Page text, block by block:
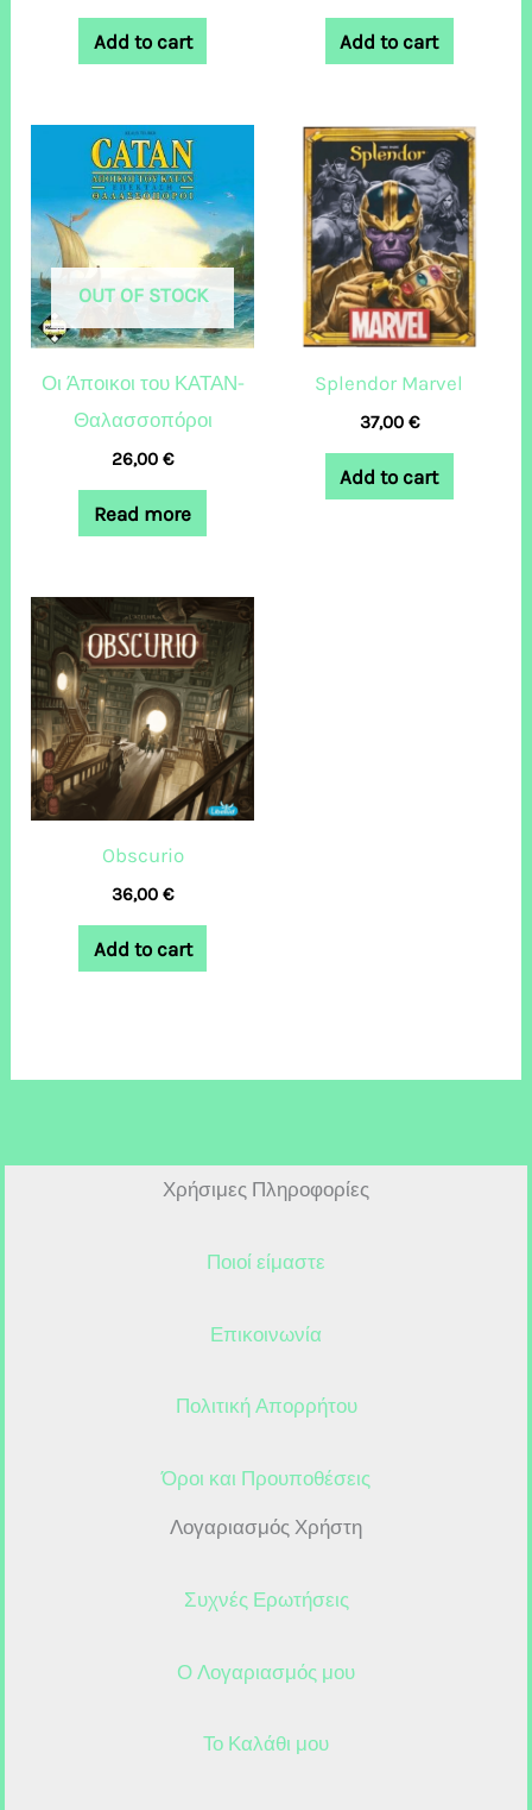
Add to cart Add to cart
OUT OF STOCK
Οι Άποικοι του ΚΑΤΑΝ-
Θαλασσοπόροι
26,00€
Read more
Splendor Marvel
37,00 €
Add to cart
Obscurio
36,00€
Add to cart
Χρήσιμες Πληροφορίες
Ποιοί είμαστε
Επικοινωνία
Πολιτική Απορρήτου
Όροι και Προυποθέσεις
Λογαριασμός Χρήστη
Συχνές Ερωτήσεις
Ο Λογαριασμός μου
Το Καλάθι μου